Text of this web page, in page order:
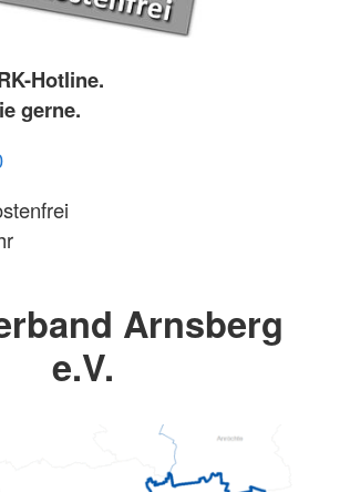
Hotline.
gerne.
Arnsberg
e.V.